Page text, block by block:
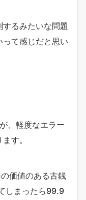
るみたいな問題
て感じだと思い
、軽度なエラー
す。
価値のある古銭
しまったら99.9